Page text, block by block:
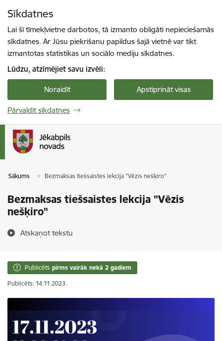
Sīkdatnes
Lai šī tīmekļvietne darbotos, tā izmanto obligāti nepieciešamās
sīkdatnes. Ar Jūsu piekrišanu papildus šajā vietnē var tikt
izmantotas statistikas un sociālo mediju sīkdatnes.
Lūdzu, atzīmējiet savu izvēli:
Noraidīt Apstiprināt visas
Pārvaldīt sīkdatnes
Sākums Bezmaksas tiešsaistes lekcija "Vēzis nešķiro"
Bezmaksas tiešsaistes lekcija "Vēzis
nešķiro"
Atskaņot tekstu
Publicēts pirms vairāk nekā 2 gadiem
Publicēts: 14.11.2023.